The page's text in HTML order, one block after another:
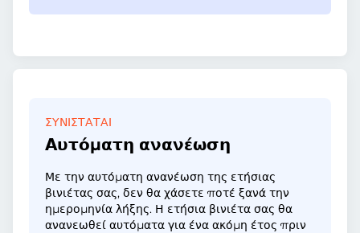
ΣΥΝΙΣΤΆΤΑΙ
Αυτόματη ανανέωση
Με την αυτόματη ανανέωση της ετήσιας
βινιέτας σας, δεν θα χάσετε ποτέ ξανά την
ημερομηνία λήξης. Η ετήσια βινιέτα σας θα
ανανεωθεί αυτόματα για ένα ακόμη έτος πριν